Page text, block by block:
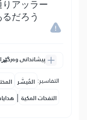
アッラー
だろう
پیشاندانی
التفاسير: المُيسَّر
النفحات المكية |